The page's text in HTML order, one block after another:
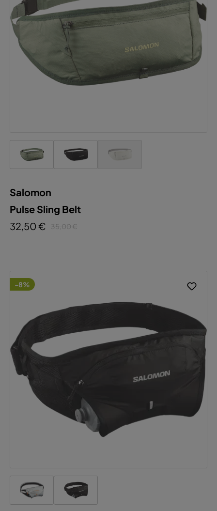
Salomon
Pulse Sling Belt
32,50 €
35,00 €
-8%